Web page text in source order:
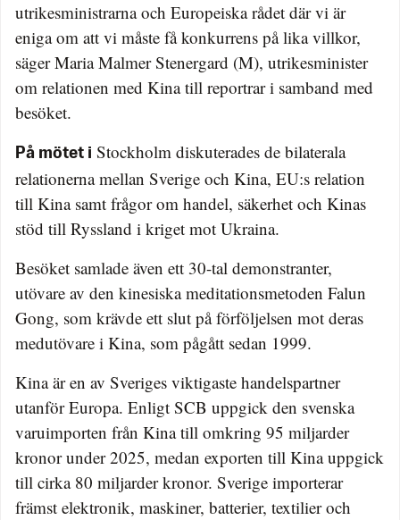
utrikesministrarna och Europeiska rådet där vi är
eniga om att vi måste få konkurrens på lika villkor,
säger Maria Malmer Stenergard (M), utrikesminister
om relationen med Kina till reportrar i samband med
besöket.
På mötet i Stockholm diskuterades de bilaterala
relationerna mellan Sverige och Kina, EU:s relation
till Kina samt frågor om handel, säkerhet och Kinas
stöd till Ryssland i kriget mot Ukraina.
Besöket samlade även ett 30-tal demonstranter,
utövare av den kinesiska meditationsmetoden Falun
Gong, som krävde ett slut på förföljelsen mot deras
medutövare i Kina, som pågått sedan 1999.
Kina är en av Sveriges viktigaste handelspartner
utanför Europa. Enligt SCB uppgick den svenska
varuimporten från Kina till omkring 95 miljarder
kronor under 2025, medan exporten till Kina uppgick
till cirka 80 miljarder kronor. Sverige importerar
främst elektronik, maskiner, batterier, textilier och